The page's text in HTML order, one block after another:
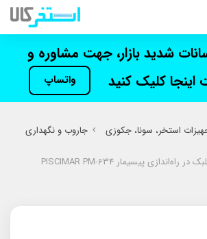
شدید بازار، جهت مشاوره و
اینجا کلیک کنید
واتساپ
استخر، سونا، جکوزی
جاروب و نگهداری
محلول حذف کننده جلبک در راه‌اندازی پیسیمار PISCIMAR PM-634